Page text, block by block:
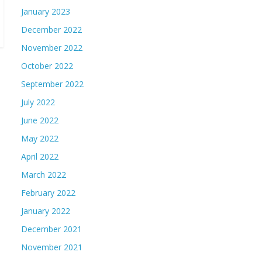
January 2023
December 2022
November 2022
October 2022
September 2022
July 2022
June 2022
May 2022
April 2022
March 2022
February 2022
January 2022
December 2021
November 2021